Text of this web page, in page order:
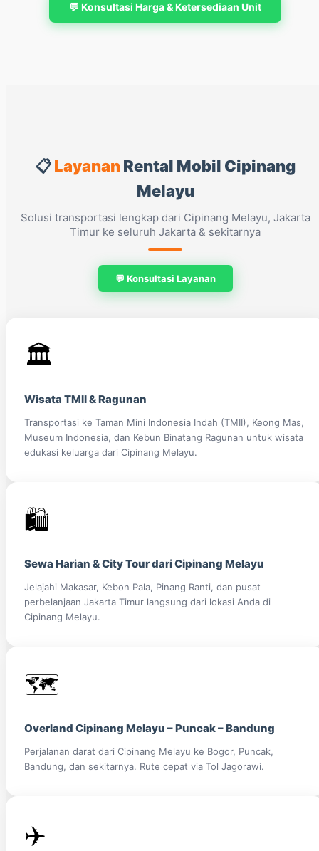
💬 Konsultasi Harga & Ketersediaan Unit
📋LayananRental Mobil Cipinang
Melayu
Solusi transportasi lengkap dari Cipinang Melayu, Jakarta
Timur ke seluruh Jakarta & sekitarnya
💬 Konsultasi Layanan
🏛️
Wisata TMII & Ragunan
Transportasi ke Taman Mini Indonesia Indah (TMII), Keong Mas,
Museum Indonesia, dan Kebun Binatang Ragunan untuk wisata
edukasi keluarga dari Cipinang Melayu.
🛍️
Sewa Harian & City Tour dari Cipinang Melayu
Jelajahi Makasar, Kebon Pala, Pinang Ranti, dan pusat
perbelanjaan Jakarta Timur langsung dari lokasi Anda di
Cipinang Melayu.
🗺️
Overland Cipinang Melayu – Puncak – Bandung
Perjalanan darat dari Cipinang Melayu ke Bogor, Puncak,
Bandung, dan sekitarnya. Rute cepat via Tol Jagorawi.
✈️